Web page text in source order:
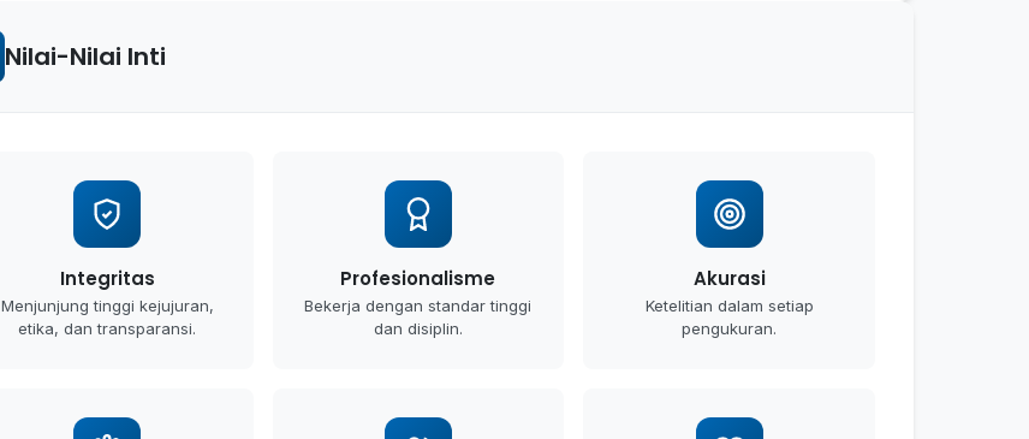
Nilai-Nilai Inti
Integritas
Menjunjung tinggi kejujuran,
etika, dan transparansi.
Profesionalisme
Bekerja dengan standar tinggi
dan disiplin.
Akurasi
Ketelitian dalam setiap
pengukuran.